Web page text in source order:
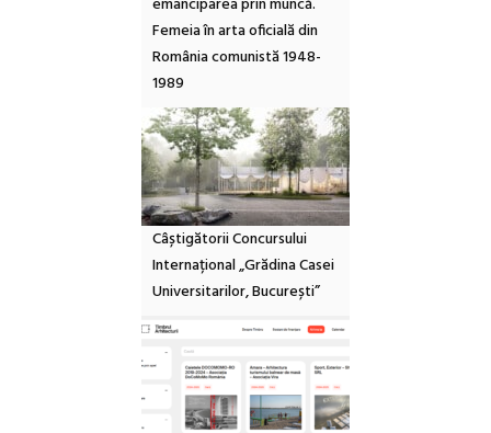
Femeia în arta oficială din
România comunistă 1948-
1989
Câștigătorii Concursului
Internațional „Grădina Casei
Universitarilor, București”